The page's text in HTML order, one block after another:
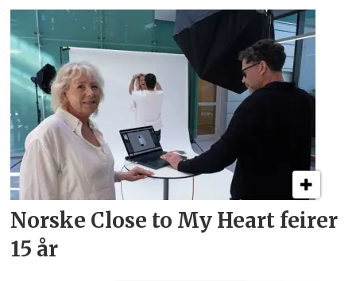
Norske Close to My Heart feirer
15 år